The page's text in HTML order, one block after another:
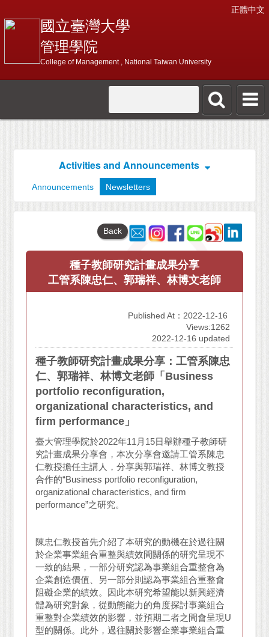
正體中文
國立臺灣大學
管理學院
College of Management , National Taiwan University
Activities and Announcements
Announcements Newsletters
Back
種子教師研究計畫成果分享
工管系陳忠仁、郭瑞祥、林博文老師
Published At：2022-12-16
Views:1262
2022-12-16 updated
種子教師研究計畫成果分享：工管系陳忠
仁、郭瑞祥、林博文老師「Business
portfolio reconfiguration,
organizational characteristics, and
firm performance」
臺大管理學院於2022年11月15日舉辦種子教師研
究計畫成果分享會，本次分享會邀請工管系陳忠
仁教授擔任主講人，分享與郭瑞祥、林博文教授
合作的“Business portfolio reconfiguration,
organizational characteristics, and firm
performance”之研究。
陳忠仁教授首先介紹了本研究的動機在於過往關
於企業事業組合重整與績效間關係的研究呈現不
一致的結果，一部分研究認為事業組合重整會為
企業創造價值、另一部分則認為事業組合重整會
阻礙企業的績效。因此本研究希望能以新興經濟
體為研究對象，從動態能力的角度探討事業組合
重整對企業績效的影響，並預期二者之間會呈現U
型的關係。此外，過往關於影響企業事業組合重